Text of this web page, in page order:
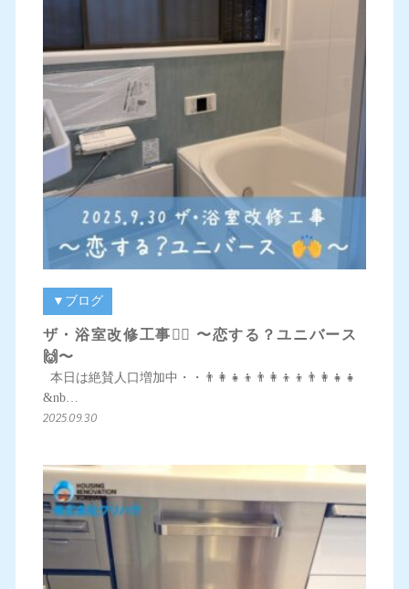
▼ブログ
ザ・浴室改修工事👷‍♀️ 〜恋する？ユニバース
🙌〜
本日は絶賛人口増加中・・👨‍👩‍👧‍👦👨‍👩‍👦‍👦👨‍👩‍👧‍👧
&nb…
2025.09.30